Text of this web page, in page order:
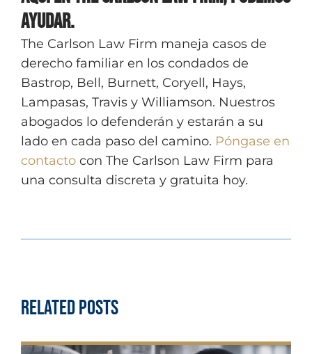
Ayudar.
The Carlson Law Firm maneja casos de
derecho familiar en los condados de
Bastrop, Bell, Burnett, Coryell, Hays,
Lampasas, Travis y Williamson. Nuestros
abogados lo defenderán y estarán a su
lado en cada paso del camino. Póngase en
contacto con The Carlson Law Firm para
una consulta discreta y gratuita hoy.
Related Posts